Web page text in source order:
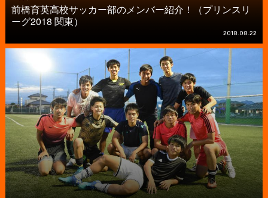
前橋育英高校サッカー部のメンバー紹介！（プリンスリ
ーグ2018 関東）
2018.08.22